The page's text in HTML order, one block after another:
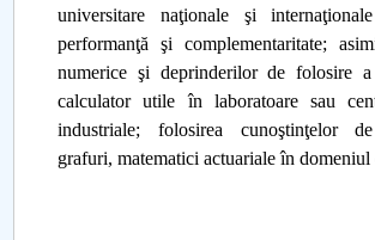
universitare naţionale şi
performanţă şi complementaritate;
numerice şi deprinderilor de folosire
calculator utile în laboratoare sau
industriale; folosirea cunoştinţelor
grafuri, matematici actuariale în domeniul